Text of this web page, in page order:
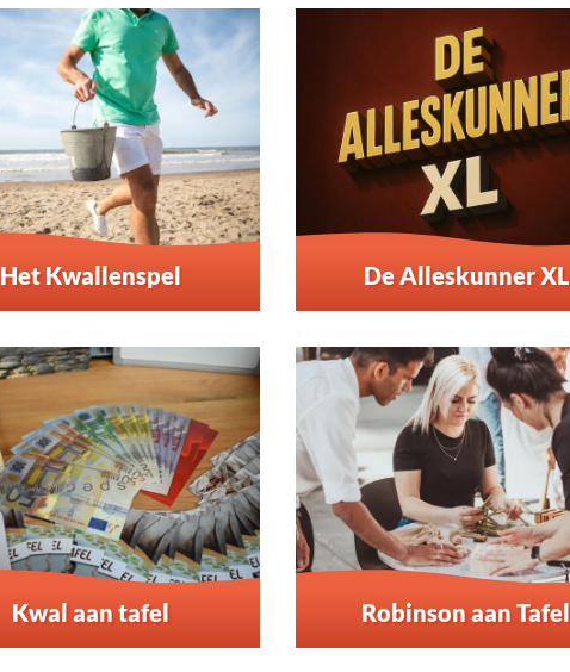
Het Kwallenspel De Alleskunner XL
Kwal aan tafel Robinson aan Tafel